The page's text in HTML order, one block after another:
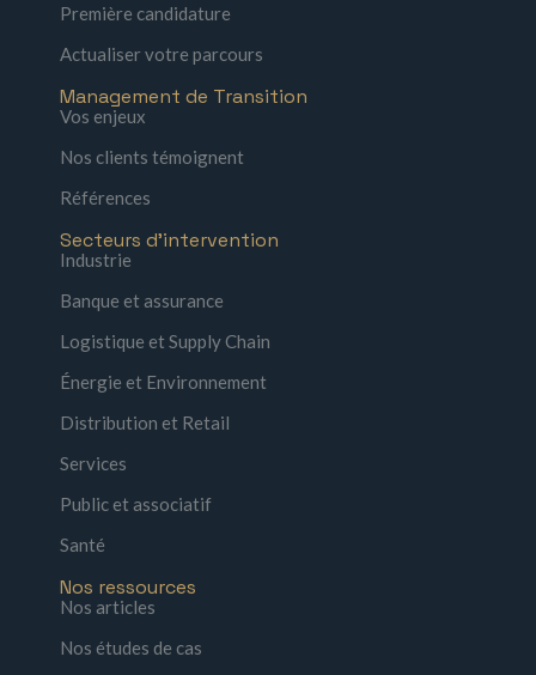
Première candidature
Actualiser votre parcours
Management de Transition
Vos enjeux
Nos clients témoignent
Références
Secteurs d'intervention
Industrie
Banque et assurance
Logistique et Supply Chain
Énergie et Environnement
Distribution et Retail
Services
Public et associatif
Santé
Nos ressources
Nos articles
Nos études de cas